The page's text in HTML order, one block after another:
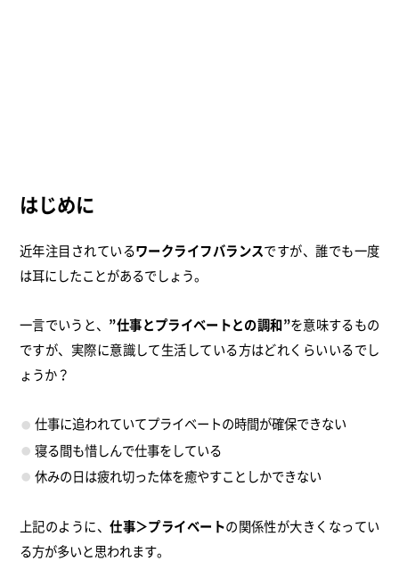
はじめに
近年注目されているワークライフバランスですが、誰でも一度
は耳にしたことがあるでしょう。
一言でいうと、 ”仕事とプライベートとの調和”を意味するもの
ですが、実際に意識して生活している方はどれくらいいるでし
ょうか？
仕事に追われていてプライベートの時間が確保できない
寝る間も惜しんで仕事をしている
休みの日は疲れ切った体を癒やすことしかできない
上記のように、仕事＞プライベートの関係性が大きくなってい
る方が多いと思われます。